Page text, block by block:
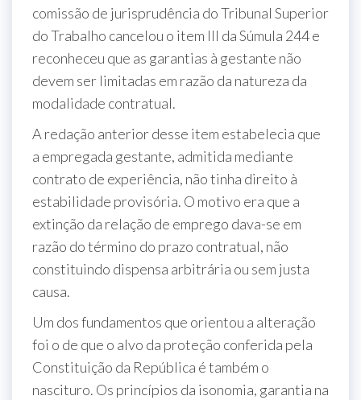
comissão de jurisprudência do Tribunal Superior
do Trabalho cancelou o item III da Súmula 244 e
reconheceu que as garantias à gestante não
devem ser limitadas em razão da natureza da
modalidade contratual.
A redação anterior desse item estabelecia que
a empregada gestante, admitida mediante
contrato de experiência, não tinha direito à
estabilidade provisória. O motivo era que a
extinção da relação de emprego dava-se em
razão do término do prazo contratual, não
constituindo dispensa arbitrária ou sem justa
causa.
Um dos fundamentos que orientou a alteração
foi o de que o alvo da proteção conferida pela
Constituição da República é também o
nascituro. Os princípios da isonomia, garantia na